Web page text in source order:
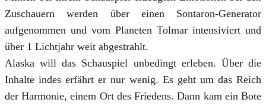
Zuschauern werden über einen Sontaron-Generator
aufgenommen und vom Planeten Tolmar intensiviert und
über 1 Lichtjahr weit abgestrahlt.
Alaska will das Schauspiel unbedingt erleben. Über die
Inhalte indes erfährt er nur wenig. Es geht um das Reich
der Harmonie, einem Ort des Friedens. Dann kam ein Bote